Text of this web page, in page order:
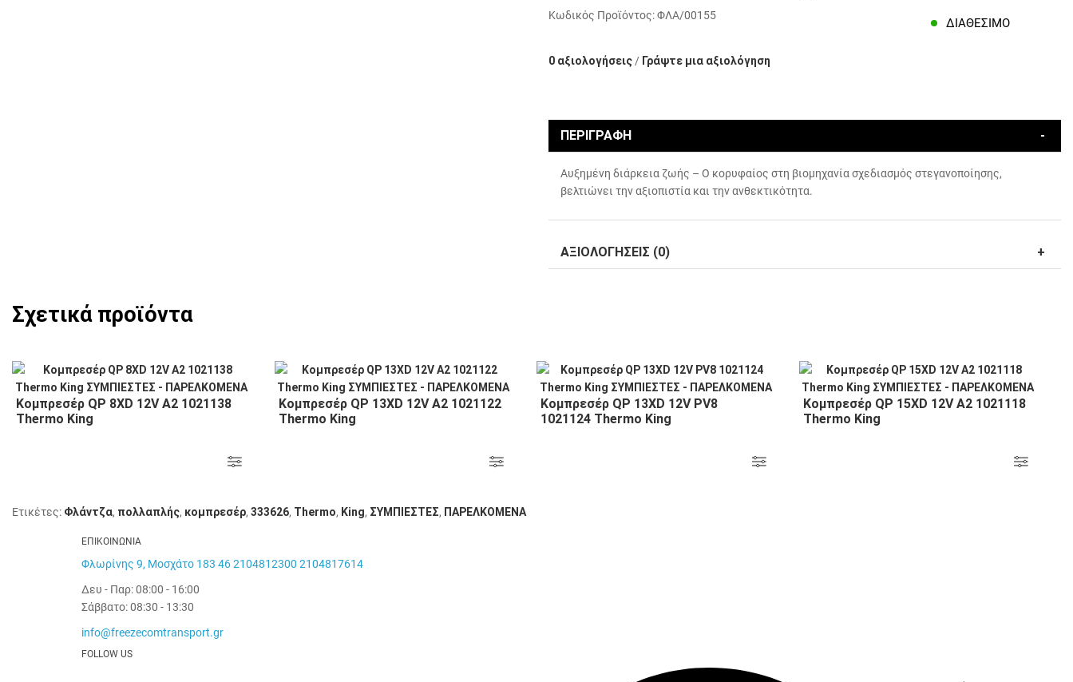
Κωδικός Προϊόντος:ΦΛΑ/00155
ΔΙΑΘΈΣΙΜΟ
0 αξιολογήσεις / Γράψτε μια αξιολόγηση
ΠΕΡΙΓΡΑΦΉ
Αυξημένη διάρκεια ζωής – Ο κορυφαίος στη βιομηχανία σχεδιασμός στεγανοποίησης,
βελτιώνει την αξιοπιστία και την ανθεκτικότητα.
ΑΞΙΟΛΟΓΉΣΕΙΣ (0)
Σχετικά προϊόντα
Κομπρεσέρ QP 8XD 12V A2 1021138
Thermo King
Κομπρεσέρ QP 13XD 12V A2 1021122
Thermo King
Κομπρεσέρ QP 13XD 12V PV8
1021124 Thermo King
Κομπρεσέρ QP 15XD 12V A2 1021118
Thermo King
Ετικέτες: Φλάντζα, πολλαπλής, κομπρεσέρ, 333626, Thermo, King, ΣΥΜΠΙΕΣΤΕΣ, ΠΑΡΕΛΚΟΜΕΝΑ
ΕΠΙΚΟΙΝΩΝΙΑ
Φλωρίνης 9, Μοσχάτο 183 462104812300 2104817614
Δευ - Παρ: 08:00 - 16:00
Σάββατο: 08:30 - 13:30
info@freezecomtransport.gr
FOLLOW US